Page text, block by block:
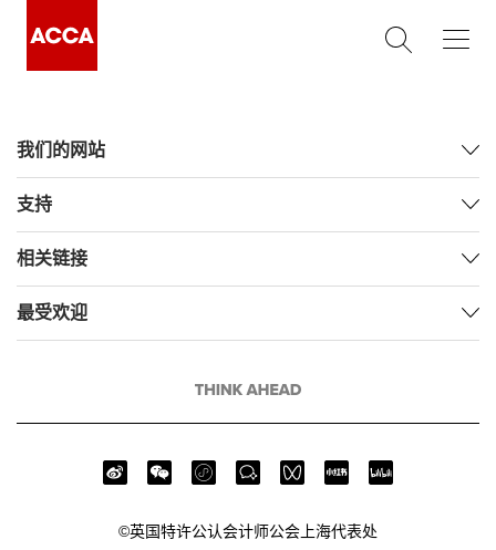
我们的网站
支持
相关链接
最受欢迎
©英国特许公认会计师公会上海代表处